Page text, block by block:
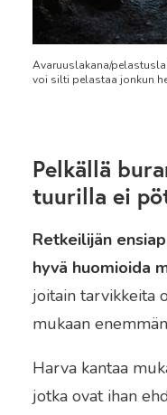
Avaruuslakana/
voi silti pelastaa jonkun
Pelkällä
tuurilla ei
Retkeilijän
hyvä huomioida
joitain tarvikkeita
mukaan
Harva kantaa
jotka ovat ihan